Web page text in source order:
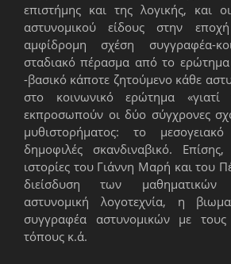
επιστήμης και της λογικής, και
αστυνομικού είδους στην
αμφίδρομη σχέση συγγραφέα-
σταδιακό πέρασμα από το ερώτημα
-βασικό κάποτε ζητούμενο κάθε
στο κοινωνικό ερώτημα
εκπροσωπούν οι δύο σύγχρονες
μυθιστορήματος: το
δημοφιλές σκανδιναβικό. Επίσης,
ιστορίες του Γιάννη Μαρή και του
διείσδυση των
αστυνομική λογοτεχνία, η
συγγραφέα αστυνομικών με
τόπους κ.ά.